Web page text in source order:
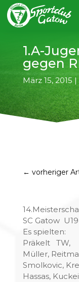
1.A-
gegen
März 15, 2015 |
← vorheriger
SC Gatow
Es spielten:
Präkelt TW,
Müller,
Smolkovic,
Hassas,